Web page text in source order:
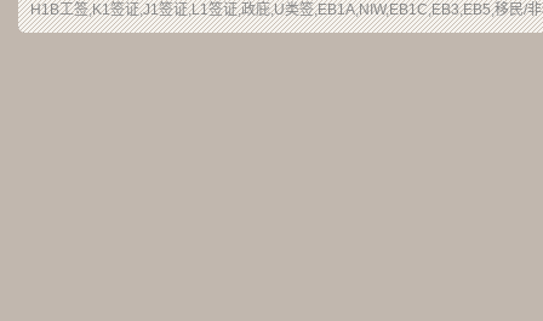
H1B工签,K1签证,J1签证,L1签证,政庇,U类签,EB1A,NIW,EB1C,EB3,EB5,移民/